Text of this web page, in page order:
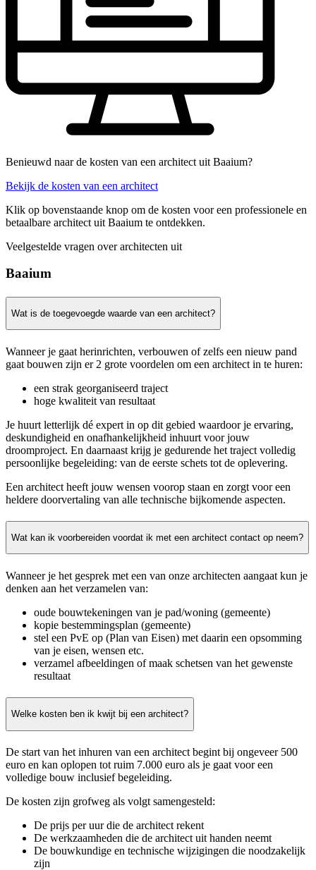
Benieuwd naar de kosten van een architect uit Baaium?
Bekijk de kosten van een architect
Klik op bovenstaande knop om de kosten voor een professionele en
betaalbare architect uit Baaium te ontdekken.
Veelgestelde vragen over architecten uit
Baaium
Wat is de toegevoegde waarde van een architect?
Wanneer je gaat herinrichten, verbouwen of zelfs een nieuw pand
gaat bouwen zijn er 2 grote voordelen om een architect in te huren:
een strak georganiseerd traject
hoge kwaliteit van resultaat
Je huurt letterlijk dé expert in op dit gebied waardoor je ervaring,
deskundigheid en onafhankelijkheid inhuurt voor jouw
droomproject. En daarnaast krijg je gedurende het traject volledig
persoonlijke begeleiding: van de eerste schets tot de oplevering.
Een architect heeft jouw wensen voorop staan en zorgt voor een
heldere doorvertaling van alle technische bijkomende aspecten.
Wat kan ik voorbereiden voordat ik met een architect contact op neem?
Wanneer je het gesprek met een van onze architecten aangaat kun je
denken aan het verzamelen van:
oude bouwtekeningen van je pad/woning (gemeente)
kopie bestemmingsplan (gemeente)
stel een PvE op (Plan van Eisen) met daarin een opsomming
van je eisen, wensen etc.
verzamel afbeeldingen of maak schetsen van het gewenste
resultaat
Welke kosten ben ik kwijt bij een architect?
De start van het inhuren van een architect begint bij ongeveer 500
euro en kan oplopen tot ruim 7.000 euro als je gaat voor een
volledige bouw inclusief begeleiding.
De kosten zijn grofweg als volgt samengesteld:
De prijs per uur die de architect rekent
De werkzaamheden die de architect uit handen neemt
De bouwkundige en technische wijzigingen die noodzakelijk
zijn